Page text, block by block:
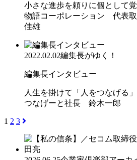
小さな進歩を頼りに個として
物語コーポレーション 代表
佳雄
2022.02.02編集長がゆく！
編集長インタビュー
人生を掛けて「人をつなげる
つなげーと社長 鈴木一郎
1 2 3